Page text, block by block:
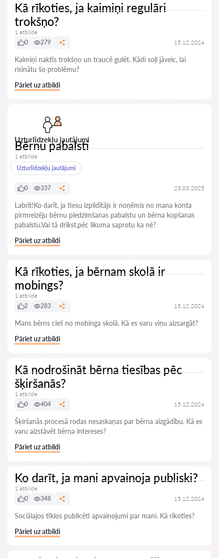
Kā rīkoties, ja kaimiņi regulāri
trokšņo?
1 atbilde
0
279 15.12.2024
Kaimiņi naktīs trokšņo un traucē gulēt. Kādi soļi jāveic, lai
risinātu šo problēmu?
Pāriet uz atbildi
Uzturlīdzekļu jautājumi
Bērnu pabalsti
1 atbilde
Uzturlīdzekļu jautājumi
0 337 23.03.2025
Labrīt!Ko darīt, ja tiesu izpildītājs ir noņēmis no mana konta
pirmreizēju bērnu piedzimšanas pabalstu un bērna kopšanas
pabalstu.Vai tā drīkst,pēc likuma saprotu ka nè?
Pāriet uz atbildi
Kā rīkoties, ja bērnam skolā ir
mobings?
1 atbilde
2
283 15.12.2024
Mans bērns cieš no mobinga skolā. Kā es varu viņu aizsargāt?
Pāriet uz atbildi
Kā nodrošināt bērna tiesības pēc
šķiršanās?
1 atbilde
0
404 15.12.2024
Šķiršanās procesā rodas nesaskaņas par bērna aizgādību. Kā es
varu aizstāvēt bērna intereses?
Pāriet uz atbildi
Ko darīt, ja mani apvainoja publiski?
1 atbilde
0
348 15.12.2024
Sociālajos tīklos publicēti apvainojumi par mani. Kā rīkoties?
Pāriet uz atbildi